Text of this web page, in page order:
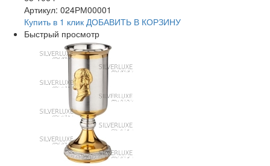
Артикул: 024РМ00001
Купить в 1 клик ДОБАВИТЬ В КОРЗИНУ
Быстрый просмотр